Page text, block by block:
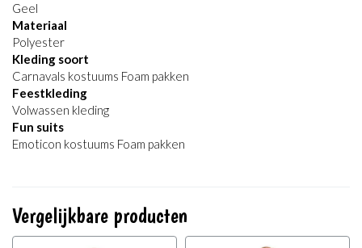
Geel
Materiaal
Polyester
Kleding soort
Carnavals kostuums Foam pakken
Feestkleding
Volwassen kleding
Fun suits
Emoticon kostuums Foam pakken
Vergelijkbare producten